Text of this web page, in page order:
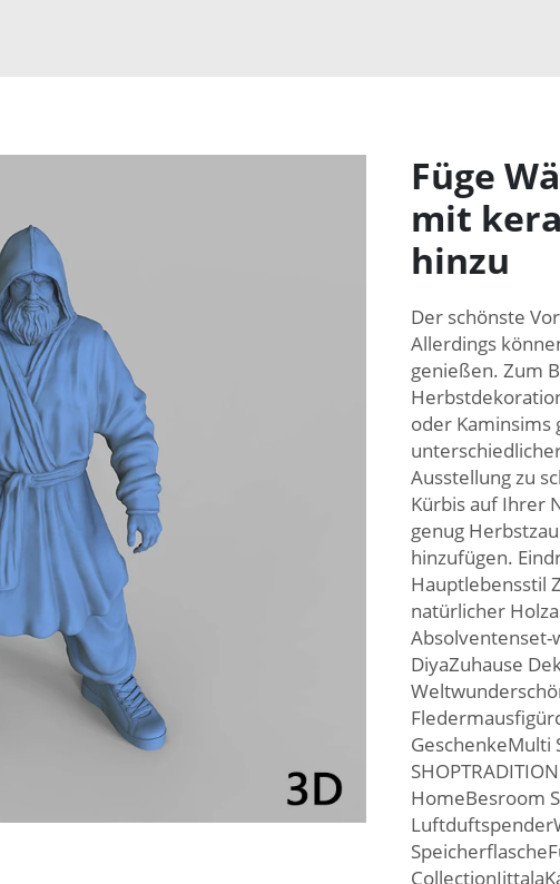
Füge
mit
hinzu
Der schönste
Allerdings
genießen. Zum
oder Kaminsims
Ausstellung zu
Kürbis auf Ihrer
genug
hinzufügen.
Hauptlebensstil
natürlicher
Absolventenset-
DiyaZuhause
GeschenkeMulti
HomeBesroom